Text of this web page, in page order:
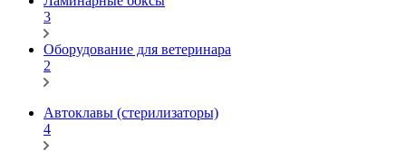
3
Оборудование для ветеринара
2
Автоклавы (стерилизаторы)
4